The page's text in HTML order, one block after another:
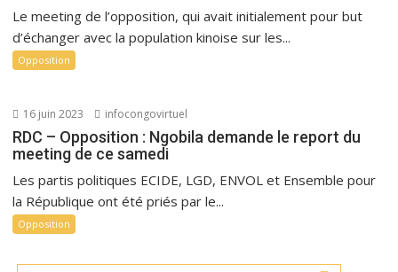
Le meeting de l’opposition, qui avait initialement pour but
d’échanger avec la population kinoise sur les...
Opposition
16 juin 2023 infocongovirtuel
RDC – Opposition : Ngobila demande le report du
meeting de ce samedi
Les partis politiques ECIDE, LGD, ENVOL et Ensemble pour
la République ont été priés par le...
Opposition